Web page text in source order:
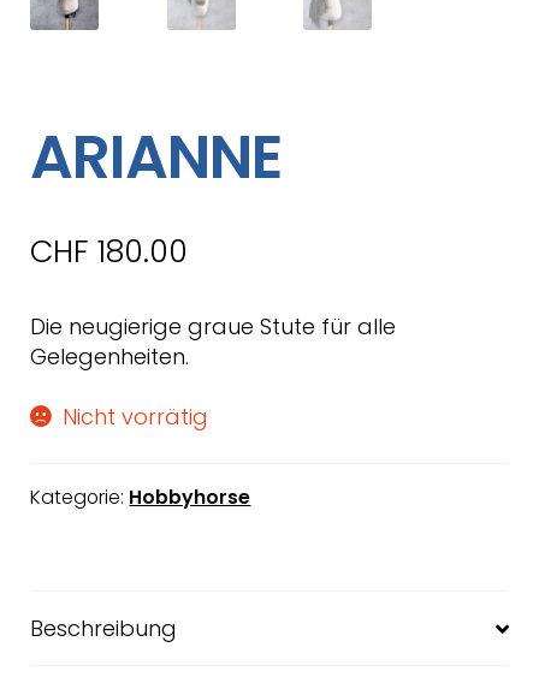
ARIANNE
CHF 180.00
Die neugierige graue Stute für alle
Gelegenheiten.
Nicht vorrätig
Kategorie: Hobbyhorse
Beschreibung